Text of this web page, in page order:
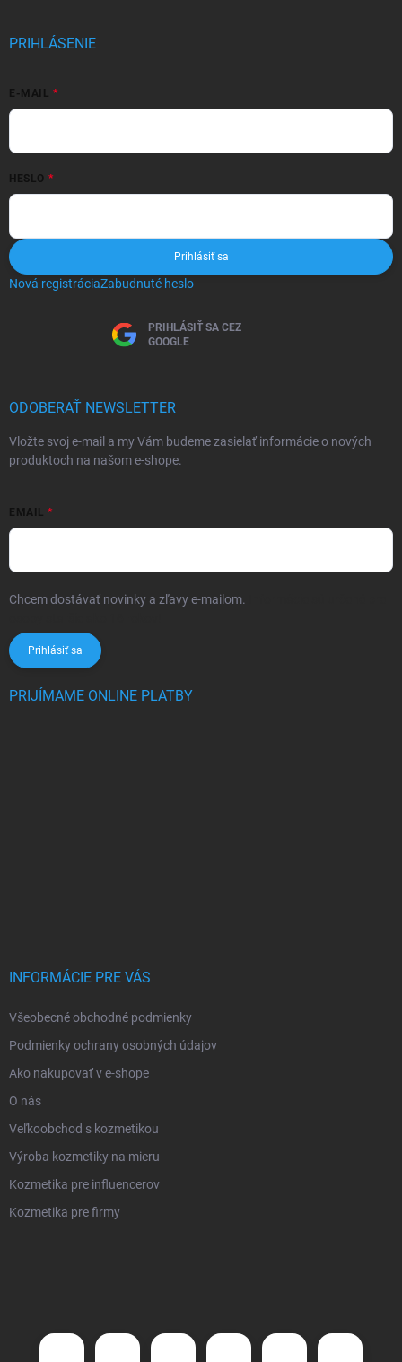
PRIHLÁSENIE
E-MAIL
HESLO
Prihlásiť sa
Nová registráciaZabudnuté heslo
PRIHLÁSIŤ SA CEZ
GOOGLE
ODOBERAŤ NEWSLETTER
Vložte svoj e-mail a my Vám budeme zasielať informácie o nových
produktoch na našom e-shope.
EMAIL
Chcem dostávať novinky a zľavy e-mailom.
Prihlásiť sa
PRIJÍMAME ONLINE PLATBY
INFORMÁCIE PRE VÁS
Všeobecné obchodné podmienky
Podmienky ochrany osobných údajov
Ako nakupovať v e-shope
O nás
Veľkoobchod s kozmetikou
Výroba kozmetiky na mieru
Kozmetika pre influencerov
Kozmetika pre firmy